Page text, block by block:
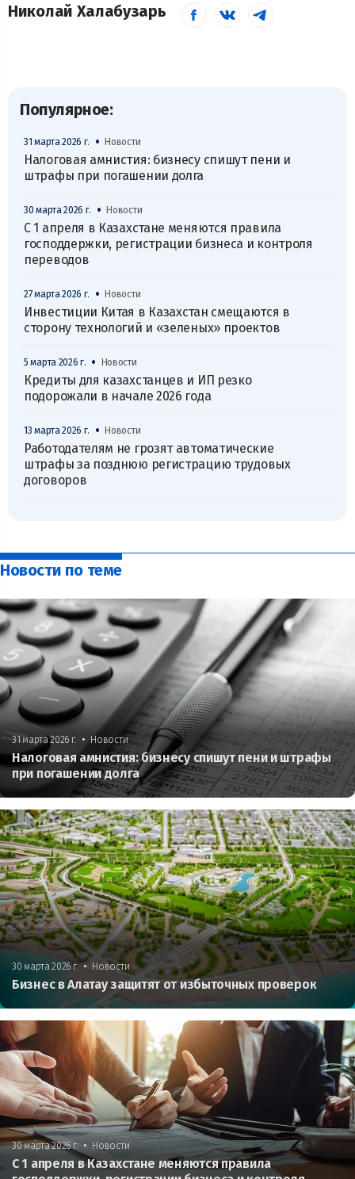
Николай Халабузарь
Популярное:
31 марта 2026 г. • Новости
Налоговая амнистия: бизнесу спишут пени и
штрафы при погашении долга
30 марта 2026 г. • Новости
С 1 апреля в Казахстане меняются правила
господдержки, регистрации бизнеса и контроля
переводов
27 марта 2026 г. • Новости
Инвестиции Китая в Казахстан смещаются в
сторону технологий и «зеленых» проектов
5 марта 2026 г. • Новости
Кредиты для казахстанцев и ИП резко
подорожали в начале 2026 года
13 марта 2026 г. • Новости
Работодателям не грозят автоматические
штрафы за позднюю регистрацию трудовых
договоров
Новости по теме
31 марта 2026 г. • Новости
Налоговая амнистия: бизнесу спишут пени и штрафы
при погашении долга
30 марта 2026 г. • Новости
Бизнес в Алатау защитят от избыточных проверок
30 марта 2026 г. • Новости
С 1 апреля в Казахстане меняются правила